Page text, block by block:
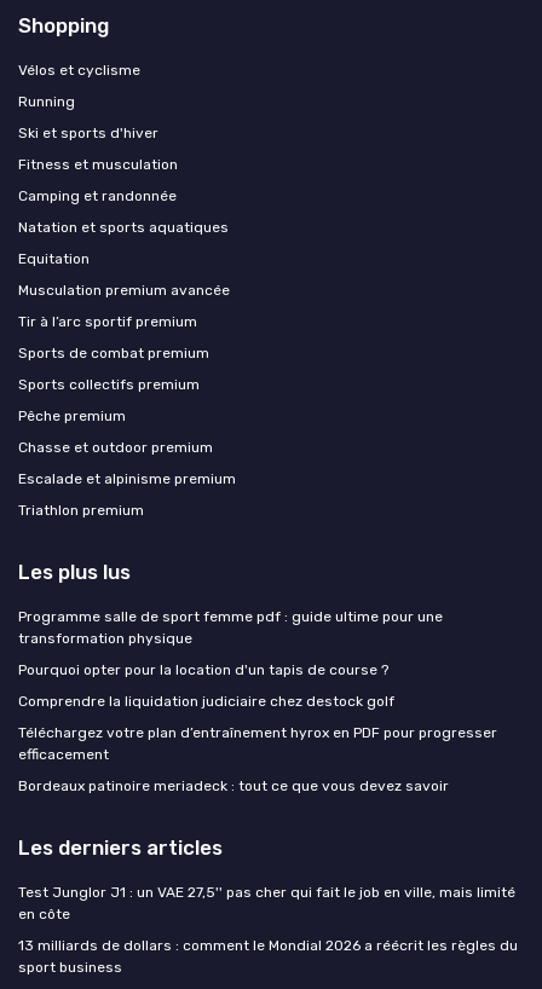
Shopping
Vélos et cyclisme
Running
Ski et sports d'hiver
Fitness et musculation
Camping et randonnée
Natation et sports aquatiques
Equitation
Musculation premium avancée
Tir à l’arc sportif premium
Sports de combat premium
Sports collectifs premium
Pêche premium
Chasse et outdoor premium
Escalade et alpinisme premium
Triathlon premium
Les plus lus
Programme salle de sport femme pdf : guide ultime pour une
transformation physique
Pourquoi opter pour la location d'un tapis de course ?
Comprendre la liquidation judiciaire chez destock golf
Téléchargez votre plan d’entraînement hyrox en PDF pour progresser
efficacement
Bordeaux patinoire meriadeck : tout ce que vous devez savoir
Les derniers articles
Test Junglor J1 : un VAE 27,5'' pas cher qui fait le job en ville, mais limité
en côte
13 milliards de dollars : comment le Mondial 2026 a réécrit les règles du
sport business